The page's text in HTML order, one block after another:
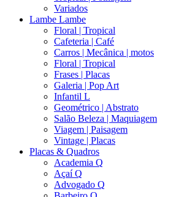
Variados
Lambe Lambe
Floral | Tropical
Cafeteria | Café
Carros | Mecânica | motos
Floral | Tropical
Frases | Placas
Galeria | Pop Art
Infantil L
Geométrico | Abstrato
Salão Beleza | Maquiagem
Viagem | Paisagem
Vintage | Placas
Placas & Quadros
Academia Q
Açaí Q
Advogado Q